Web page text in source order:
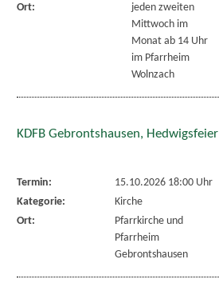
Ort:
jeden zweiten
Mittwoch im
Monat ab 14 Uhr
im Pfarrheim
Wolnzach
KDFB Gebrontshausen, Hedwigsfeier
Termin:
15.10.2026 18:00 Uhr
Kategorie:
Kirche
Ort:
Pfarrkirche und
Pfarrheim
Gebrontshausen